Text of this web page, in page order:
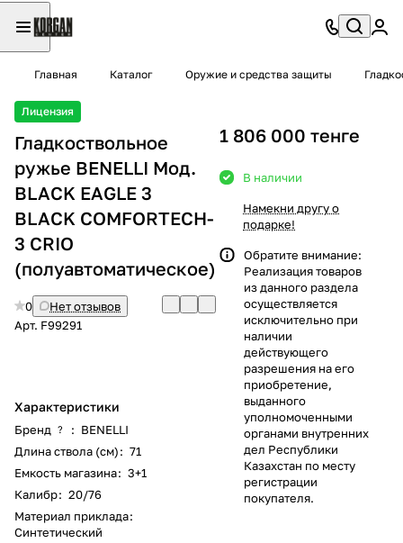
Главная Каталог Оружие и средства защиты
Лицензия
Гладкоствольное
ружье BENELLI Moд.
BLACK EAGLE 3
BLACK COMFORTECH-
3 CRIO
(полуавтоматическое)
0
Нет отзывов
Арт. F99291
Характеристики
Бренд ? : BENELLI
Длина ствола (см): 71
Емкость магазина: 3+1
Калибр: 20/76
Материал приклада:
Синтетический
1 806 000 тенге
В наличии
Намекни другу о
подарке!
Обратите внимание:
Реализация товаров
из данного раздела
осуществляется
исключительно при
наличии
действующего
разрешения на его
приобретение,
выданного
уполномоченными
органами внутренних
дел Республики
Казахстан по месту
регистрации
покупателя.